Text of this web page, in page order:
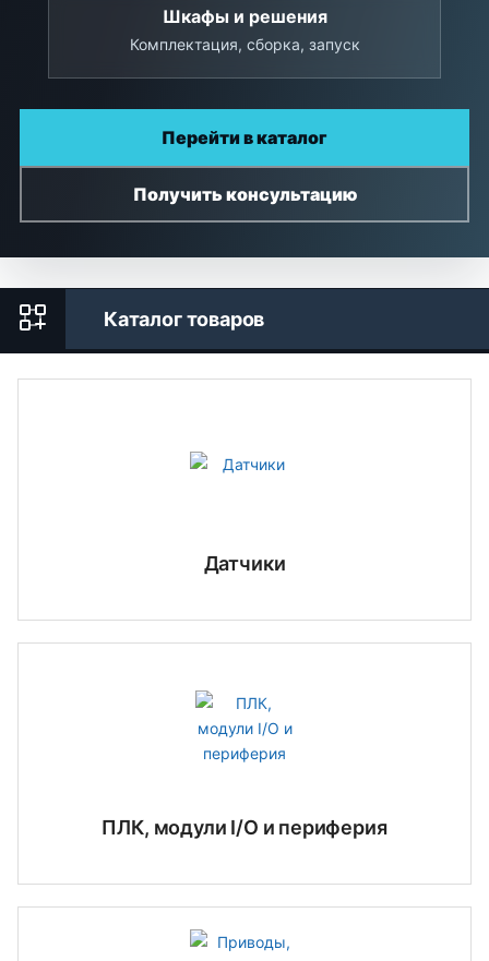
Шкафы и решения
Комплектация, сборка, запуск
Перейти в каталог
Получить консультацию
Каталог товаров
Датчики
ПЛК, модули I/O и периферия